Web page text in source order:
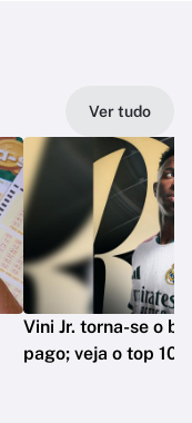
Ver tudo
Vini Jr. torna-se o
pago; veja o top 10